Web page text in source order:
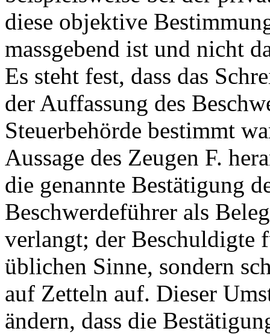
diese objektive
massgebend ist und nicht
Es steht fest, dass das
der Auffassung des
Steuerbehörde bestimmt
Aussage des Zeugen F.
die genannte Bestätigung
Beschwerdeführer als
verlangt; der Beschuldigte
üblichen Sinne, sondern
auf Zetteln auf. Dieser
ändern, dass die